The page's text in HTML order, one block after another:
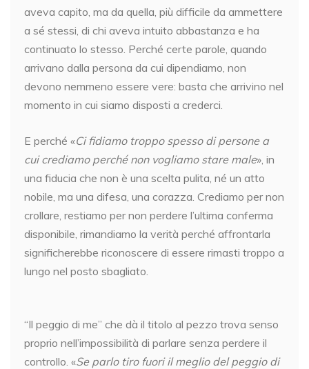
aveva capito, ma da quella, più difficile da ammettere
a sé stessi, di chi aveva intuito abbastanza e ha
continuato lo stesso. Perché certe parole, quando
arrivano dalla persona da cui dipendiamo, non
devono nemmeno essere vere: basta che arrivino nel
momento in cui siamo disposti a crederci.
E perché «Ci fidiamo troppo spesso di persone a
cui crediamo perché non vogliamo stare male», in
una fiducia che non è una scelta pulita, né un atto
nobile, ma una difesa, una corazza. Crediamo per non
crollare, restiamo per non perdere l’ultima conferma
disponibile, rimandiamo la verità perché affrontarla
significherebbe riconoscere di essere rimasti troppo a
lungo nel posto sbagliato.
“Il peggio di me” che dà il titolo al pezzo trova senso
proprio nell’impossibilità di parlare senza perdere il
controllo. «Se parlo tiro fuori il meglio del peggio di